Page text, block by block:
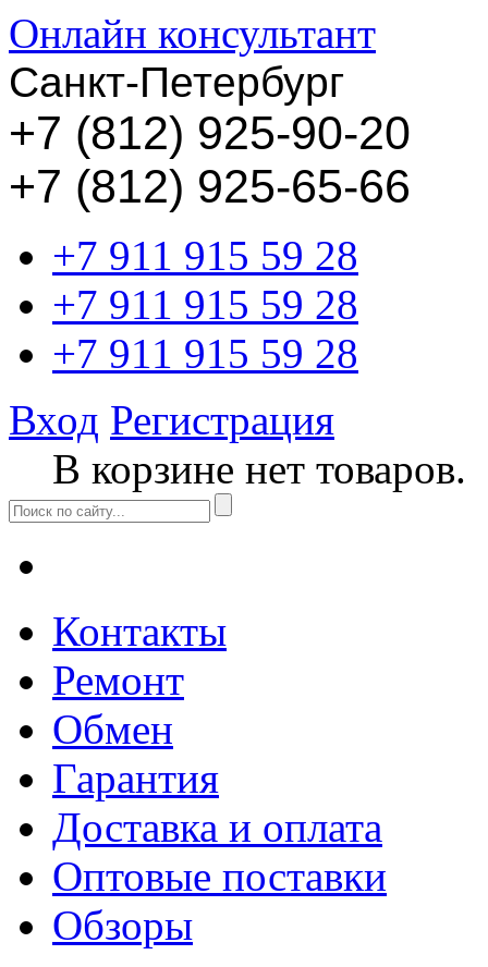
Онлайн консультант
Санкт-Петербург
+7 (812) 925-90-20
+7 (812) 925-65-66
+7 911 915 59 28
+7 911 915 59 28
+7 911 915 59 28
Вход Регистрация
В корзине нет товаров.
Контакты
Ремонт
Обмен
Гарантия
Доставка и оплата
Оптовые поставки
Обзоры